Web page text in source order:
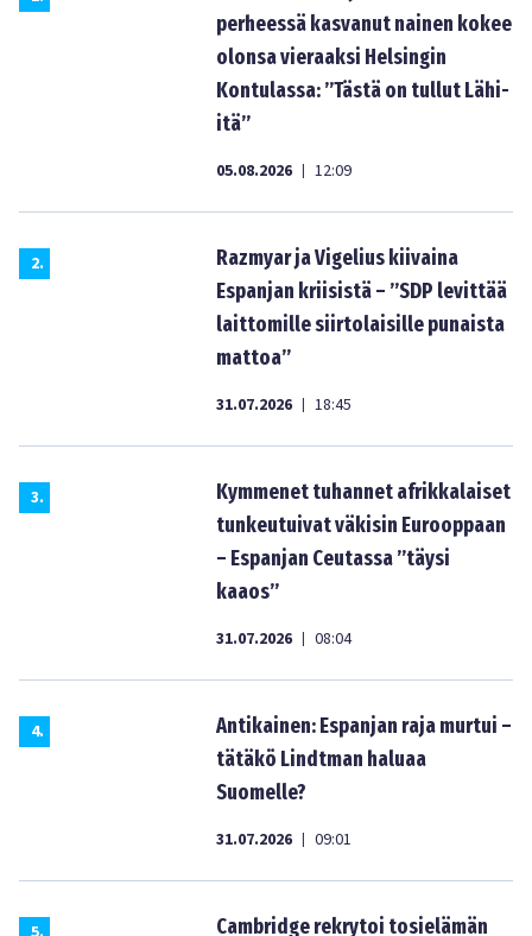
perheessä kasvanut nainen kokee
olonsa vieraaksi Helsingin
Kontulassa: ”Tästä on tullut Lähi-
itä”
05.08.2026 | 12:09
2.
Razmyar ja Vigelius kiivaina
Espanjan kriisistä – ”SDP levittää
laittomille siirtolaisille punaista
mattoa”
31.07.2026 | 18:45
3.
Kymmenet tuhannet afrikkalaiset
tunkeutuivat väkisin Eurooppaan
– Espanjan Ceutassa ”täysi
kaaos”
31.07.2026 | 08:04
4.
Antikainen: Espanjan raja murtui –
tätäkö Lindtman haluaa
Suomelle?
31.07.2026 | 09:01
Cambridge rekrytoi tosielämän